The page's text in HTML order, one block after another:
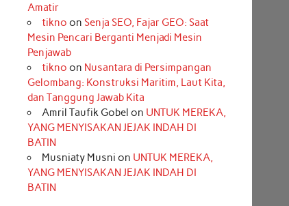
Amatir
tikno on Senja SEO, Fajar GEO: Saat
Mesin Pencari Berganti Menjadi Mesin
Penjawab
tikno on Nusantara di Persimpangan
Gelombang: Konstruksi Maritim, Laut Kita,
dan Tanggung Jawab Kita
Amril Taufik Gobel on UNTUK MEREKA,
YANG MENYISAKAN JEJAK INDAH DI
BATIN
Musniaty Musni on UNTUK MEREKA,
YANG MENYISAKAN JEJAK INDAH DI
BATIN